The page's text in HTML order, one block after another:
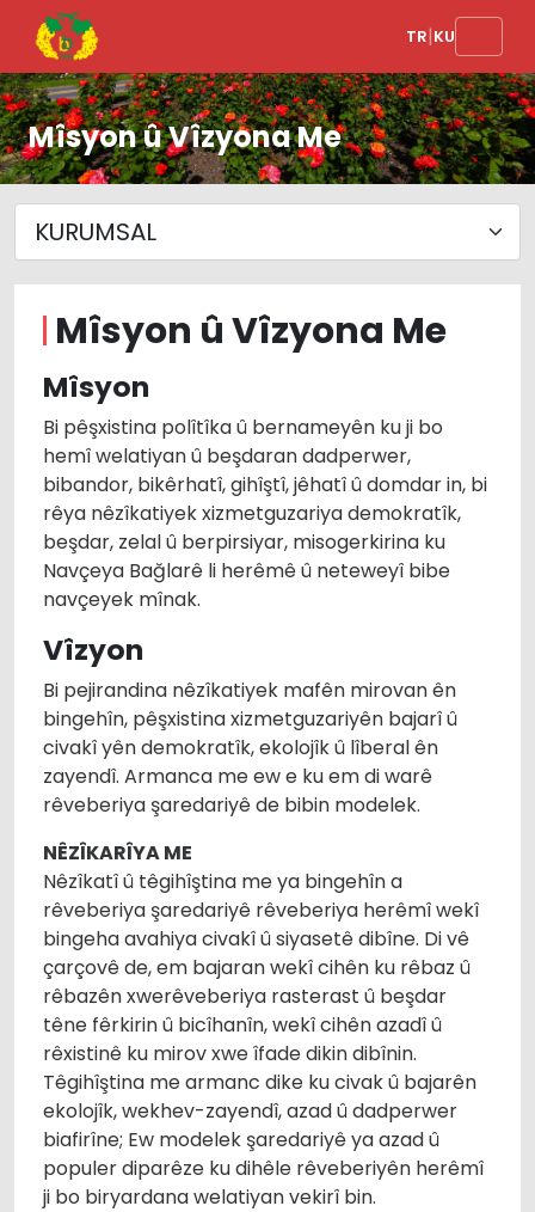
TR|KU
Mîsyon û Vîzyona Me
Mîsyon û Vîzyona Me
Mîsyon
Bi pêşxistina polîtîka û bernameyên ku ji bo
hemî welatiyan û beşdaran dadperwer,
bibandor, bikêrhatî, gihîştî, jêhatî û domdar in, bi
rêya nêzîkatiyek xizmetguzariya demokratîk,
beşdar, zelal û berpirsiyar, misogerkirina ku
Navçeya Bağlarê li herêmê û neteweyî bibe
navçeyek mînak.
Vîzyon
Bi pejirandina nêzîkatiyek mafên mirovan ên
bingehîn, pêşxistina xizmetguzariyên bajarî û
civakî yên demokratîk, ekolojîk û lîberal ên
zayendî. Armanca me ew e ku em di warê
rêveberiya şaredariyê de bibin modelek.
NÊZÎKARÎYA ME
Nêzîkatî û têgihîştina me ya bingehîn a
rêveberiya şaredariyê rêveberiya herêmî wekî
bingeha avahiya civakî û siyasetê dibîne. Di vê
çarçovê de, em bajaran wekî cihên ku rêbaz û
rêbazên xwerêveberiya rasterast û beşdar
têne fêrkirin û bicîhanîn, wekî cihên azadî û
rêxistinê ku mirov xwe îfade dikin dibînin.
Têgihîştina me armanc dike ku civak û bajarên
ekolojîk, wekhev-zayendî, azad û dadperwer
biafirîne; Ew modelek şaredariyê ya azad û
populer diparêze ku dihêle rêveberiyên herêmî
ji bo biryardana welatiyan vekirî bin.